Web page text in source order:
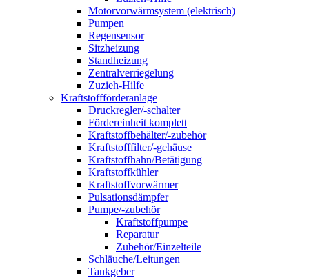
Motorvorwärmsystem (elektrisch)
Pumpen
Regensensor
Sitzheizung
Standheizung
Zentralverriegelung
Zuzieh-Hilfe
Kraftstoffförderanlage
Druckregler/-schalter
Fördereinheit komplett
Kraftstoffbehälter/-zubehör
Kraftstofffilter/-gehäuse
Kraftstoffhahn/Betätigung
Kraftstoffkühler
Kraftstoffvorwärmer
Pulsationsdämpfer
Pumpe/-zubehör
Kraftstoffpumpe
Reparatur
Zubehör/Einzelteile
Schläuche/Leitungen
Tankgeber